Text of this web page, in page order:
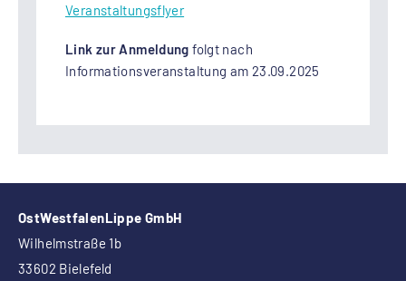
Veranstaltungsflyer
Link zur Anmeldung folgt nach
Informationsveranstaltung am 23.09.2025
OstWestfalenLippe GmbH
Wilhelmstraße 1b
33602 Bielefeld